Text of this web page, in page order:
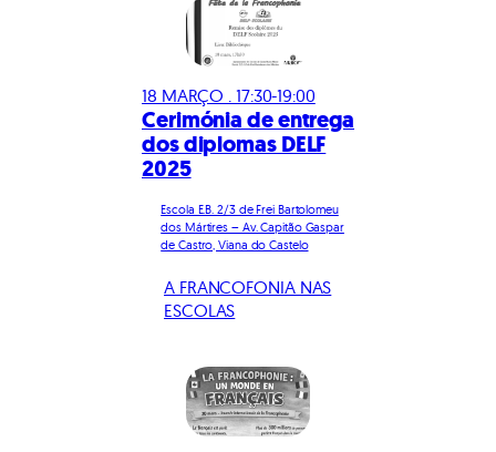
18 MARÇO . 17:30-19:00
Cerimónia de entrega
dos diplomas DELF
2025
Escola E.B. 2/3 de Frei Bartolomeu
dos Mártires – Av. Capitão Gaspar
de Castro, Viana do Castelo
A FRANCOFONIA NAS
ESCOLAS